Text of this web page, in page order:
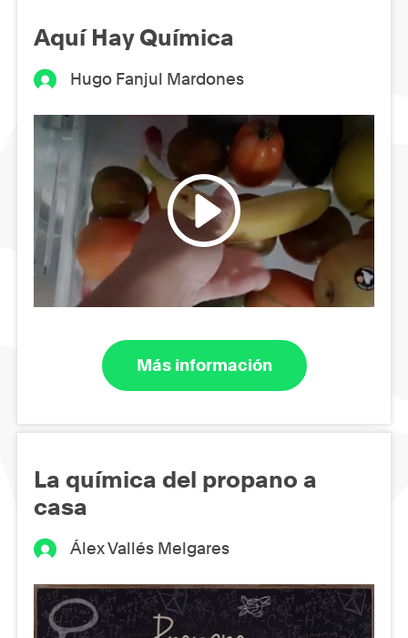
Aquí Hay Química
Hugo Fanjul Mardones
Más información
La química del propano a
casa
Álex Vallés Melgares